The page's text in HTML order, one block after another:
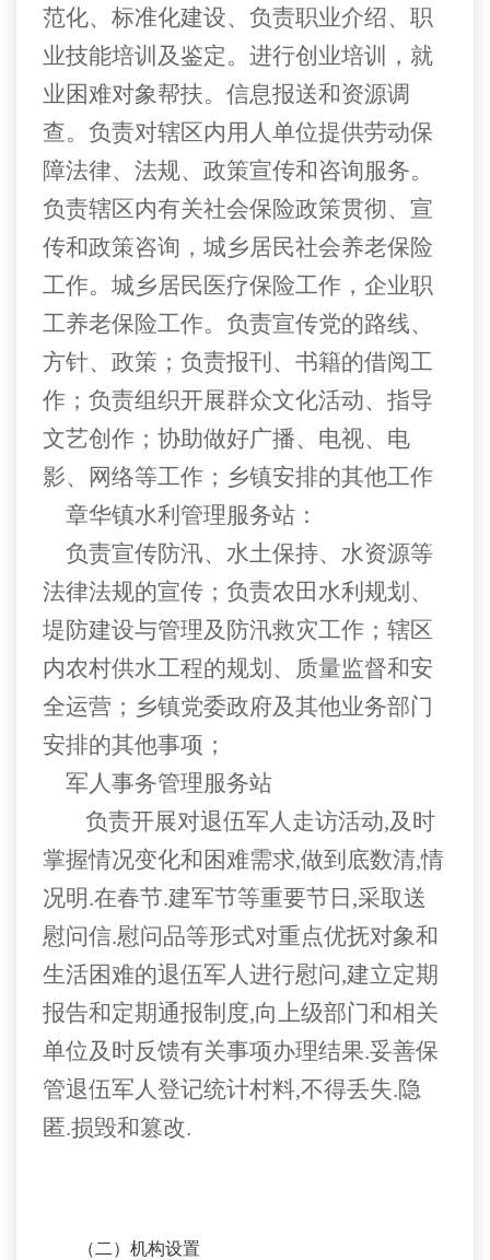
范化、标准化建设、负责职业介绍、职
业技能培训及鉴定。进行创业培训，就
业困难对象帮扶。信息报送和资源调
查。负责对辖区内用人单位提供劳动保
障法律、法规、政策宣传和咨询服务。
负责辖区内有关社会保险政策贯彻、宣
传和政策咨询，城乡居民社会养老保险
工作。城乡居民医疗保险工作，企业职
工养老保险工作。负责宣传党的路线、
方针、政策；负责报刊、书籍的借阅工
作；负责组织开展群众文化活动、指导
文艺创作；协助做好广播、电视、电
影、网络等工作；乡镇安排的其他工作
章华镇水利管理服务站：
负责宣传防汛、水土保持、水资源等
法律法规的宣传；负责农田水利规划、
堤防建设与管理及防汛救灾工作；辖区
内农村供水工程的规划、质量监督和安
全运营；乡镇党委政府及其他业务部门
安排的其他事项；
军人事务管理服务站
负责开展对退伍军人走访活动,及时
掌握情况变化和困难需求,做到底数清,情
况明.在春节.建军节等重要节日 ,采取送
慰问信.慰问品等形式对重点优抚对象和
生活困难的退伍军人进行慰问,建立定期
报告和定期通报制度,向上级部门和相关
单位及时反馈有关事项办理结果.妥善保
管退伍军人登记统计村料,不得丢失.隐
匿.损毁和篡改.
（二）机构设置